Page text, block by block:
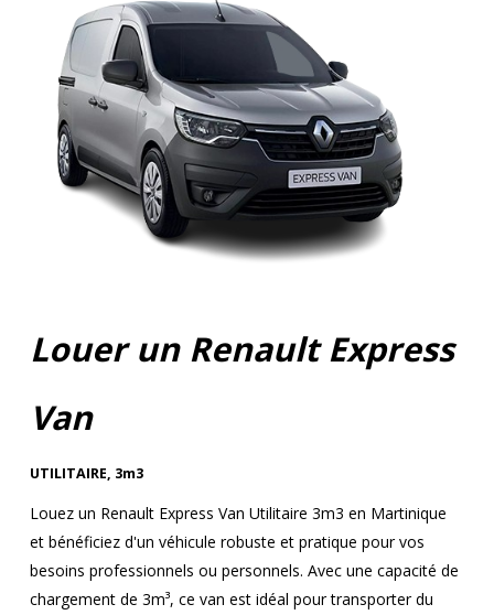
Louer un Renault Express
Van
UTILITAIRE, 3m3
Louez un Renault Express Van Utilitaire 3m3 en Martinique
et bénéficiez d'un véhicule robuste et pratique pour vos
besoins professionnels ou personnels. Avec une capacité de
chargement de 3m³, ce van est idéal pour transporter du